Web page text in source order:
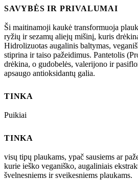
SAVYBĖS IR PRIVALUMAI
Ši maitinamoji kaukė transformuoja
ryžių ir sezamų aliejų mišinį, kuris
Hidrolizuotas augalinis baltymas,
stiprina ir taiso pažeidimus. Pantetolis
drėkina, o gudobelės, valerijono ir
apsaugo antioksidantų galia.
TINKA
Puikiai
TINKA
visų tipų plaukams, ypač sausiems ar
kurie ieško veganiško, augaliniais
švelnesniems ir sveikesniems plaukams.